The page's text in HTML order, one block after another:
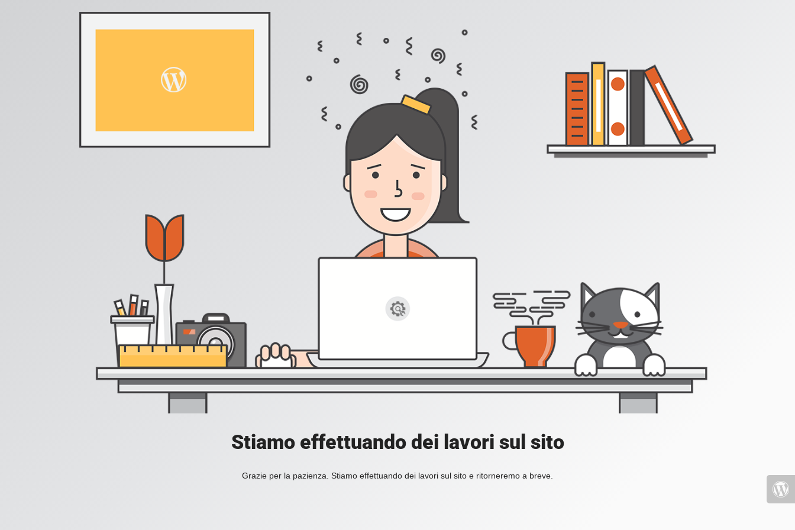
Stiamo effettuando dei lavori sul sito
Grazie per la pazienza. Stiamo effettuando dei lavori sul sito e ritorneremo a breve.